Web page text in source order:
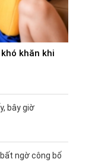
khăn khi
bây giờ
ngờ công bố